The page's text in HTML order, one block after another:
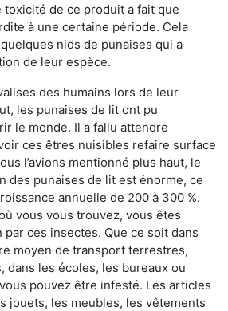
toxicité de ce produit a fait que
à une certaine période. Cela
nids de punaises qui a
de leur espèce.
des humains lors de leur
les punaises de lit ont pu
le monde. Il a fallu attendre
ces êtres nuisibles refaire surface
l’avions mentionné plus haut, le
des punaises de lit est énorme, ce
annuelle de 200 à 300 %.
vous vous trouvez, vous êtes
ces insectes. Que ce soit dans
moyen de transport terrestres,
dans les écoles, les bureaux ou
pouvez être infesté. Les articles
jouets, les meubles, les vêtements